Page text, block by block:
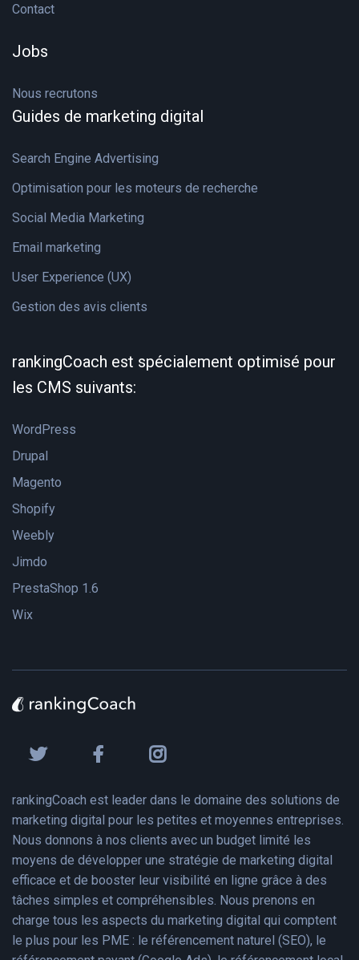
Contact
Jobs
Nous recrutons
Guides de marketing digital
Search Engine Advertising
Optimisation pour les moteurs de recherche
Social Media Marketing
Email marketing
User Experience (UX)
Gestion des avis clients
rankingCoach est spécialement optimisé pour
les CMS suivants:
WordPress
Drupal
Magento
Shopify
Weebly
Jimdo
PrestaShop 1.6
Wix
rankingCoach est leader dans le domaine des solutions de
marketing digital pour les petites et moyennes entreprises.
Nous donnons à nos clients avec un budget limité les
moyens de développer une stratégie de marketing digital
efficace et de booster leur visibilité en ligne grâce à des
tâches simples et compréhensibles. Nous prenons en
charge tous les aspects du marketing digital qui comptent
le plus pour les PME : le référencement naturel (SEO), le